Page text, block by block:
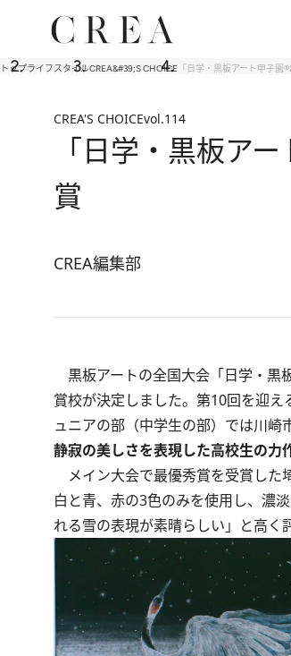
トップライフスタイルCREA&#39;S CHOICE 「日学・黒板アート甲子
CREA'S CHOICEvol.114
「日学・黒板ア
賞
CREA編集部
黒板アートの全国大会「日学・黒
賞校が決定しました。第10回を迎
ュニアの部（中学生の部）では川崎
静寂の美しさを表現した高校生の力
メイン大会で最優秀賞を受賞した
白と青、赤の3色のみを使用し、濃
れる雪の表現が素晴らしい」と高く